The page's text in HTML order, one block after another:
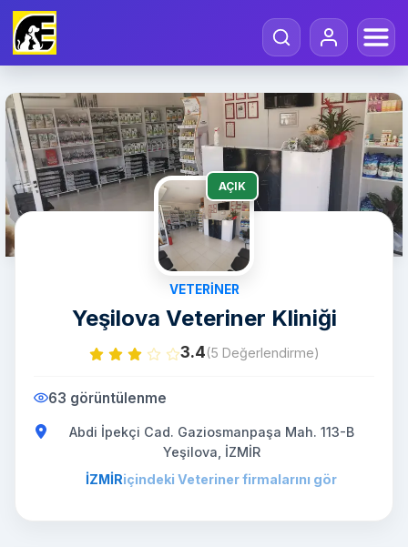
AÇIK
VETERINER
Yeşilova Veteriner Kliniği
3.4(5 Değerlendirme)
63 görüntülenme
Abdi İpekçi Cad. Gaziosmanpaşa Mah. 113-B
Yeşilova, İZMİR
İZMİRiçindeki Veteriner firmalarını gör